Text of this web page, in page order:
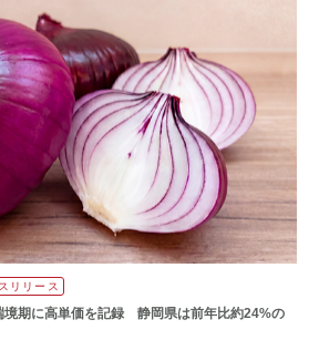
リリース
境期に高単価を記録 静岡県は前年比約24%の